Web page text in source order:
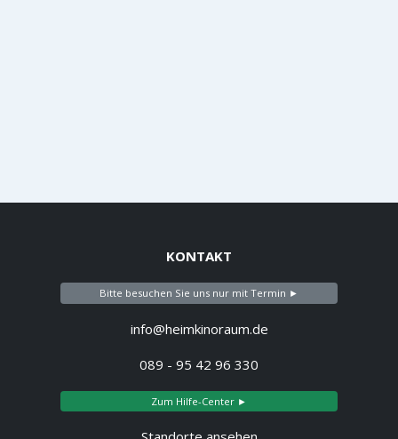
KONTAKT
Bitte besuchen Sie uns nur mit Termin ►
info@heimkinoraum.de
089 - 95 42 96 330
Zum Hilfe-Center ►